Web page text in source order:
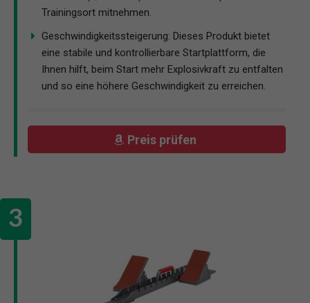
Trainingsort mitnehmen.
Geschwindigkeitssteigerung: Dieses Produkt bietet
eine stabile und kontrollierbare Startplattform, die
Ihnen hilft, beim Start mehr Explosivkraft zu entfalten
und so eine höhere Geschwindigkeit zu erreichen.
Preis prüfen